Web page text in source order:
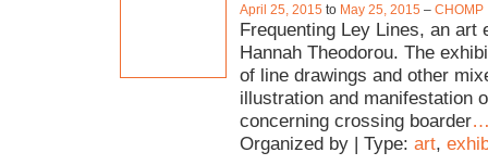
April 25, 2015 to May 25, 2015 – CHOMP
Frequenting Ley Lines, an art
Hannah Theodorou. The
of line drawings and other
illustration and manifestation
concerning crossing boarder
Organized by | Type: art,